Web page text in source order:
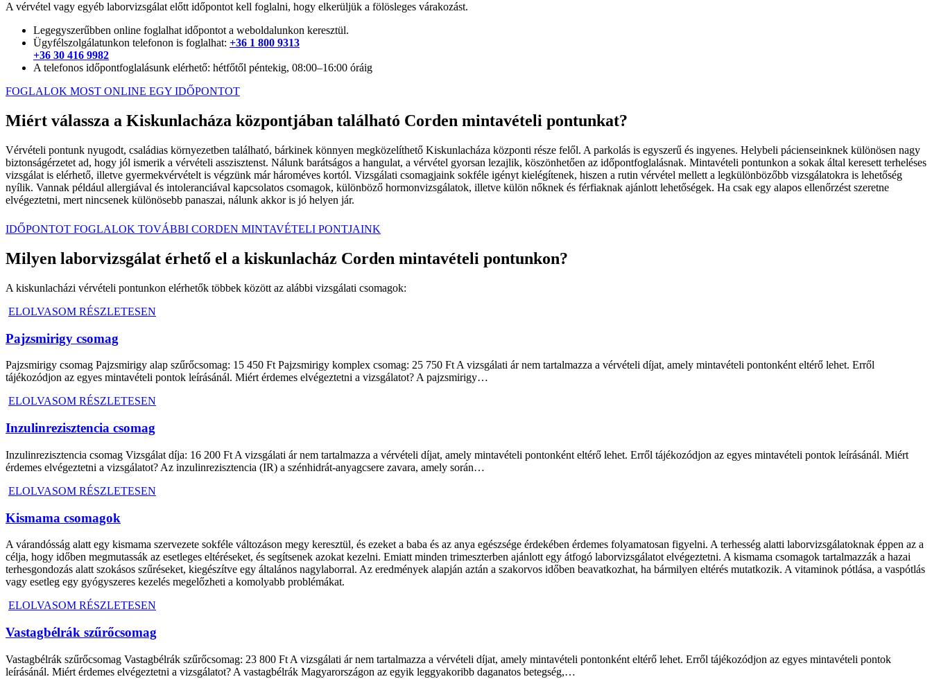
A vérvétel vagy egyéb laborvizsgálat előtt időpontot kell foglalni, hogy elkerüljük a fölösleges várakozást.
Legegyszerűbben online foglalhat időpontot a weboldalunkon keresztül.
Ügyfélszolgálatunkon telefonon is foglalhat: +36 1 800 9313
+36 30 416 9982
A telefonos időpontfoglalásunk elérhető: hétfőtől péntekig, 08:00–16:00 óráig
FOGLALOK MOST ONLINE EGY IDŐPONTOT
Miért válassza a Kiskunlacháza központjában található Corden mintavételi pontunkat?
Vérvételi pontunk nyugodt, családias környezetben található, bárkinek könnyen megközelíthető Kiskunlacháza központi része felől. A parkolás is egyszerű és ingyenes. Helybeli pácienseinknek különösen nagy
biztonságérzetet ad, hogy jól ismerik a vérvételi asszisztenst. Nálunk barátságos a hangulat, a vérvétel gyorsan lezajlik, köszönhetően az időpontfoglalásnak. Mintavételi pontunkon a sokak által keresett terheléses
vizsgálat is elérhető, illetve gyermekvérvételt is végzünk már hároméves kortól. Vizsgálati csomagjaink sokféle igényt kielégítenek, hiszen a rutin vérvétel mellett a legkülönbözőbb vizsgálatokra is lehetőség
nyílik. Vannak például allergiával és intoleranciával kapcsolatos csomagok, különböző hormonvizsgálatok, illetve külön nőknek és férfiaknak ajánlott lehetőségek. Ha csak egy alapos ellenőrzést szeretne
elvégeztetni, mert nincsenek különösebb panaszai, nálunk akkor is jó helyen jár.
IDŐPONTOT FOGLALOK TOVÁBBI CORDEN MINTAVÉTELI PONTJAINK
Milyen laborvizsgálat érhető el a kiskunlacház Corden mintavételi pontunkon?
A kiskunlacházi vérvételi pontunkon elérhetők többek között az alábbi vizsgálati csomagok:
ELOLVASOM RÉSZLETESEN
Pajzsmirigy csomag
Pajzsmirigy csomag Pajzsmirigy alap szűrőcsomag: 15 450 Ft Pajzsmirigy komplex csomag: 25 750 Ft A vizsgálati ár nem tartalmazza a vérvételi díjat, amely mintavételi pontonként eltérő lehet. Erről
tájékozódjon az egyes mintavételi pontok leírásánál. Miért érdemes elvégeztetni a vizsgálatot? A pajzsmirigy…
ELOLVASOM RÉSZLETESEN
Inzulinrezisztencia csomag
Inzulinrezisztencia csomag Vizsgálat díja: 16 200 Ft A vizsgálati ár nem tartalmazza a vérvételi díjat, amely mintavételi pontonként eltérő lehet. Erről tájékozódjon az egyes mintavételi pontok leírásánál. Miért
érdemes elvégeztetni a vizsgálatot? Az inzulinrezisztencia (IR) a szénhidrát-anyagcsere zavara, amely során…
ELOLVASOM RÉSZLETESEN
Kismama csomagok
A várandósság alatt egy kismama szervezete sokféle változáson megy keresztül, és ezeket a baba és az anya egészsége érdekében érdemes folyamatosan figyelni. A terhesség alatti laborvizsgálatoknak éppen az a
célja, hogy időben megmutassák az esetleges eltéréseket, és segítsenek azokat kezelni. Emiatt minden trimeszterben ajánlott egy átfogó laborvizsgálatot elvégeztetni. A kismama csomagok tartalmazzák a hazai
terhesgondozás alatt szokásos szűréseket, kiegészítve egy általános nagylaborral. Az eredmények alapján aztán a szakorvos időben beavatkozhat, ha bármilyen eltérés mutatkozik. A vitaminok pótlása, a vaspótlás
vagy esetleg egy gyógyszeres kezelés megelőzheti a komolyabb problémákat.
ELOLVASOM RÉSZLETESEN
Vastagbélrák szűrőcsomag
Vastagbélrák szűrőcsomag Vastagbélrák szűrőcsomag: 23 800 Ft A vizsgálati ár nem tartalmazza a vérvételi díjat, amely mintavételi pontonként eltérő lehet. Erről tájékozódjon az egyes mintavételi pontok
leírásánál. Miért érdemes elvégeztetni a vizsgálatot? A vastagbélrák Magyarországon az egyik leggyakoribb daganatos betegség,…